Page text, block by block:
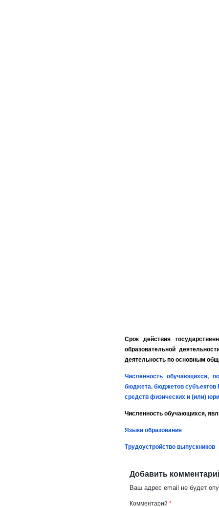
Срок действия
образовательной
деятельность по основным
Численность обучающихся,
бюджета, бюджетов субъектов
средств физических и (или)
Численность обучающихся,
Языки образования
Трудоустройство выпускников
Добавить
Ваш адрес email не будет
Комментарий *